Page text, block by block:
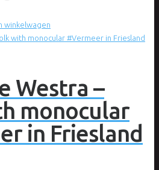
winkelwagen
Westra –
monocular
in Friesland